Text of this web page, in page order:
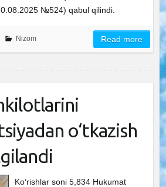
№524) qabul qilindi.
Nizom Read more
o‘tkazish
Ko‘rishlar soni 5,834 Hukumat